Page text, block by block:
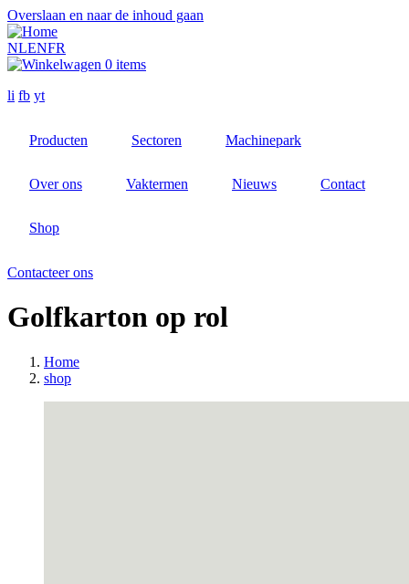
Overslaan en naar de inhoud gaan
NLENFR
0 items
li fb yt
Producten Sectoren Machinepark
Over ons Vaktermen Nieuws Contact
Shop
Contacteer ons
Golfkarton op rol
Home
shop